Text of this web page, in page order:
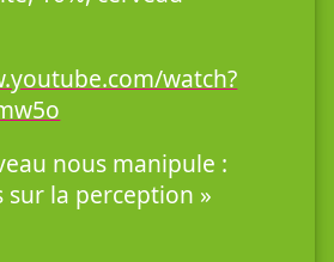
watch?
nous manipule :
sur la perception »